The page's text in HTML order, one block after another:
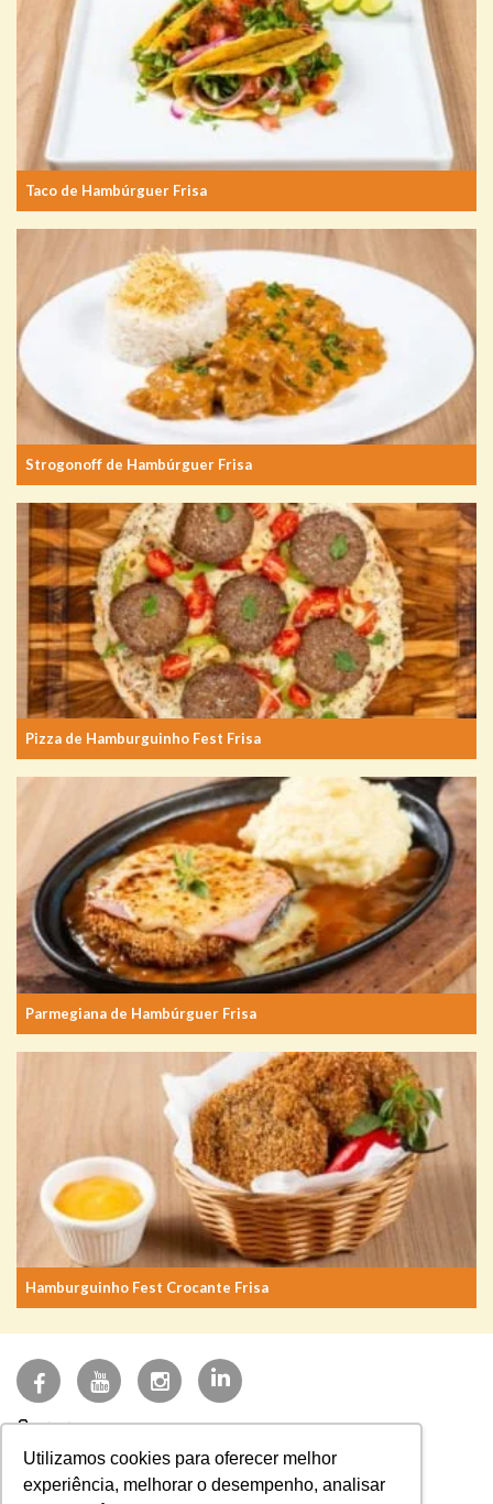
Utilizamos cookies para oferecer melhor
experiência, melhorar o desempenho, analisar
Taco de Hambúrguer Frisa
Strogonoff de Hambúrguer Frisa
Pizza de Hamburguinho Fest Frisa
Parmegiana de Hambúrguer Frisa
Hamburguinho Fest Crocante Frisa
(27) 3723-3200
faleconosco@frisa.com.br
Sistema NFE